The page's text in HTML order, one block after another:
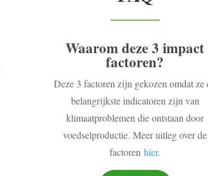
Waarom deze 3 impact
factoren?
Deze 3 factoren zijn gekozen omdat ze
belangrijkste indicatoren zijn van
klimaatproblemen die ontstaan door
voedselproductie. Meer uitleg over de
factorenhier.